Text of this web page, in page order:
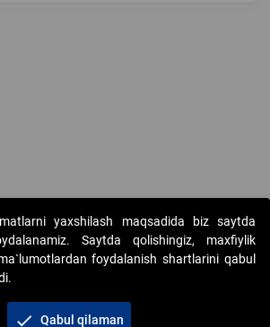
"Elektron onlayn-auksionlarni tashkil etish"
yaxshilash maqsadida biz saytda
Saytda qolishingiz, maxfiylik
foydalanish shartlarini qabul
check Qabul qilaman